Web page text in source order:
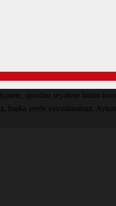
spordan seyahate bütün
başka yerde yayınlanamaz.